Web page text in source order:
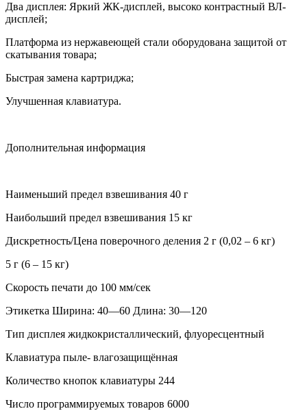
Два дисплея: Яркий ЖК-дисплей, высоко контрастный ВЛ-
дисплей;
Платформа из нержавеющей стали оборудована защитой от
скатывания товара;
Быстрая замена картриджа;
Улучшенная клавиатура.
Дополнительная информация
Наименьший предел взвешивания 40 г
Наибольший предел взвешивания 15 кг
Дискретность/Цена поверочного деления 2 г (0,02 – 6 кг)
5 г (6 – 15 кг)
Скорость печати до 100 мм/сек
Этикетка Ширина: 40—60 Длина: 30—120
Тип дисплея жидкокристаллический, флуоресцентный
Клавиатура пыле- влагозащищённая
Количество кнопок клавиатуры 244
Число программируемых товаров 6000